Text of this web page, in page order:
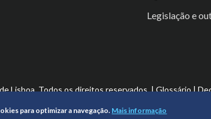
Legislação e
Lisboa. Todos os direitos reservados. |Glossário|
para optimizar a navegação. Mais informação